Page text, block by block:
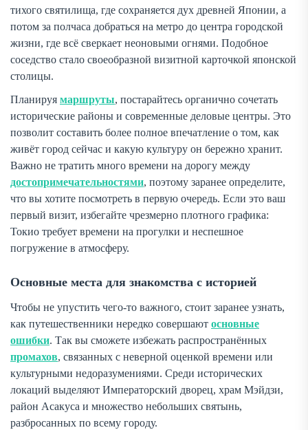
тихого святилища, где сохраняется дух древней Японии, а
потом за полчаса добраться на метро до центра городской
жизни, где всё сверкает неоновыми огнями. Подобное
соседство стало своеобразной визитной карточкой японской
столицы.
Планируя маршруты, постарайтесь органично сочетать
исторические районы и современные деловые центры. Это
позволит составить более полное впечатление о том, как
живёт город сейчас и какую культуру он бережно хранит.
Важно не тратить много времени на дорогу между
достопримечательностями, поэтому заранее определите,
что вы хотите посмотреть в первую очередь. Если это ваш
первый визит, избегайте чрезмерно плотного графика:
Токио требует времени на прогулки и неспешное
погружение в атмосферу.
Основные места для знакомства с историей
Чтобы не упустить чего-то важного, стоит заранее узнать,
как путешественники нередко совершают основные
ошибки. Так вы сможете избежать распространённых
промахов, связанных с неверной оценкой времени или
культурными недоразумениями. Среди исторических
локаций выделяют Императорский дворец, храм Мэйдзи,
район Асакуса и множество небольших святынь,
разбросанных по всему городу.